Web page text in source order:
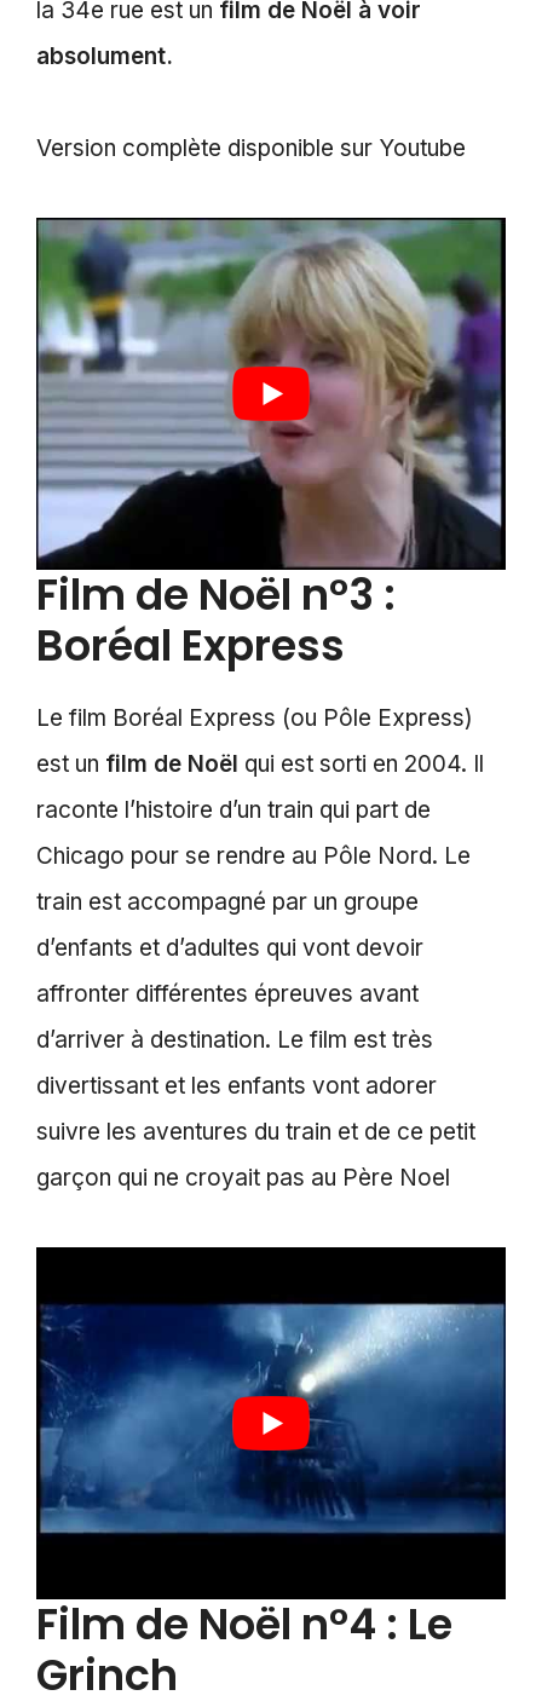
la 34e rue est un film de Noël à voir
absolument.
Version complète disponible sur Youtube
Film de Noël n°3 :
Boréal Express
Le film Boréal Express (ou Pôle Express)
est un film de Noël qui est sorti en 2004. Il
raconte l’histoire d’un train qui part de
Chicago pour se rendre au Pôle Nord. Le
train est accompagné par un groupe
d’enfants et d’adultes qui vont devoir
affronter différentes épreuves avant
d’arriver à destination. Le film est très
divertissant et les enfants vont adorer
suivre les aventures du train et de ce petit
garçon qui ne croyait pas au Père Noel
Film de Noël n°4 : Le
Grinch